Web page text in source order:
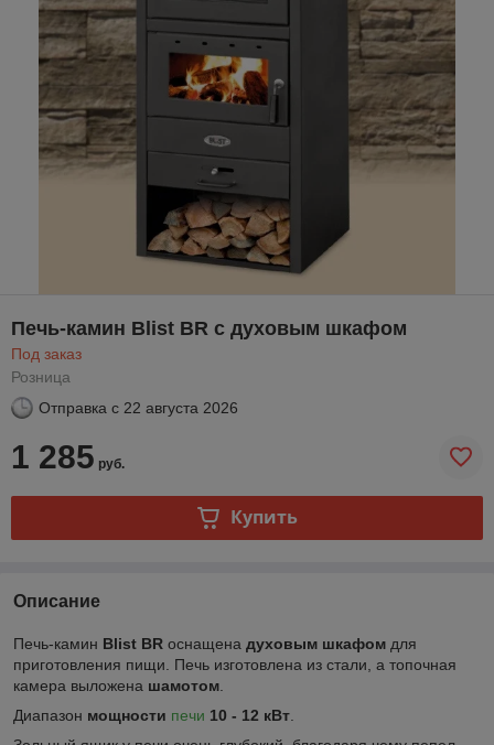
Печь-камин Blist BR с духовым шкафом
Под заказ
Розница
Отправка с 22 августа 2026
1 285 руб.
Купить
Описание
Печь-камин Blist BR оснащена духовым шкафом для
приготовления пищи. Печь изготовлена из стали, а топочная
камера выложена шамотом
Диапазон мощности печи 10 - 12 кВт